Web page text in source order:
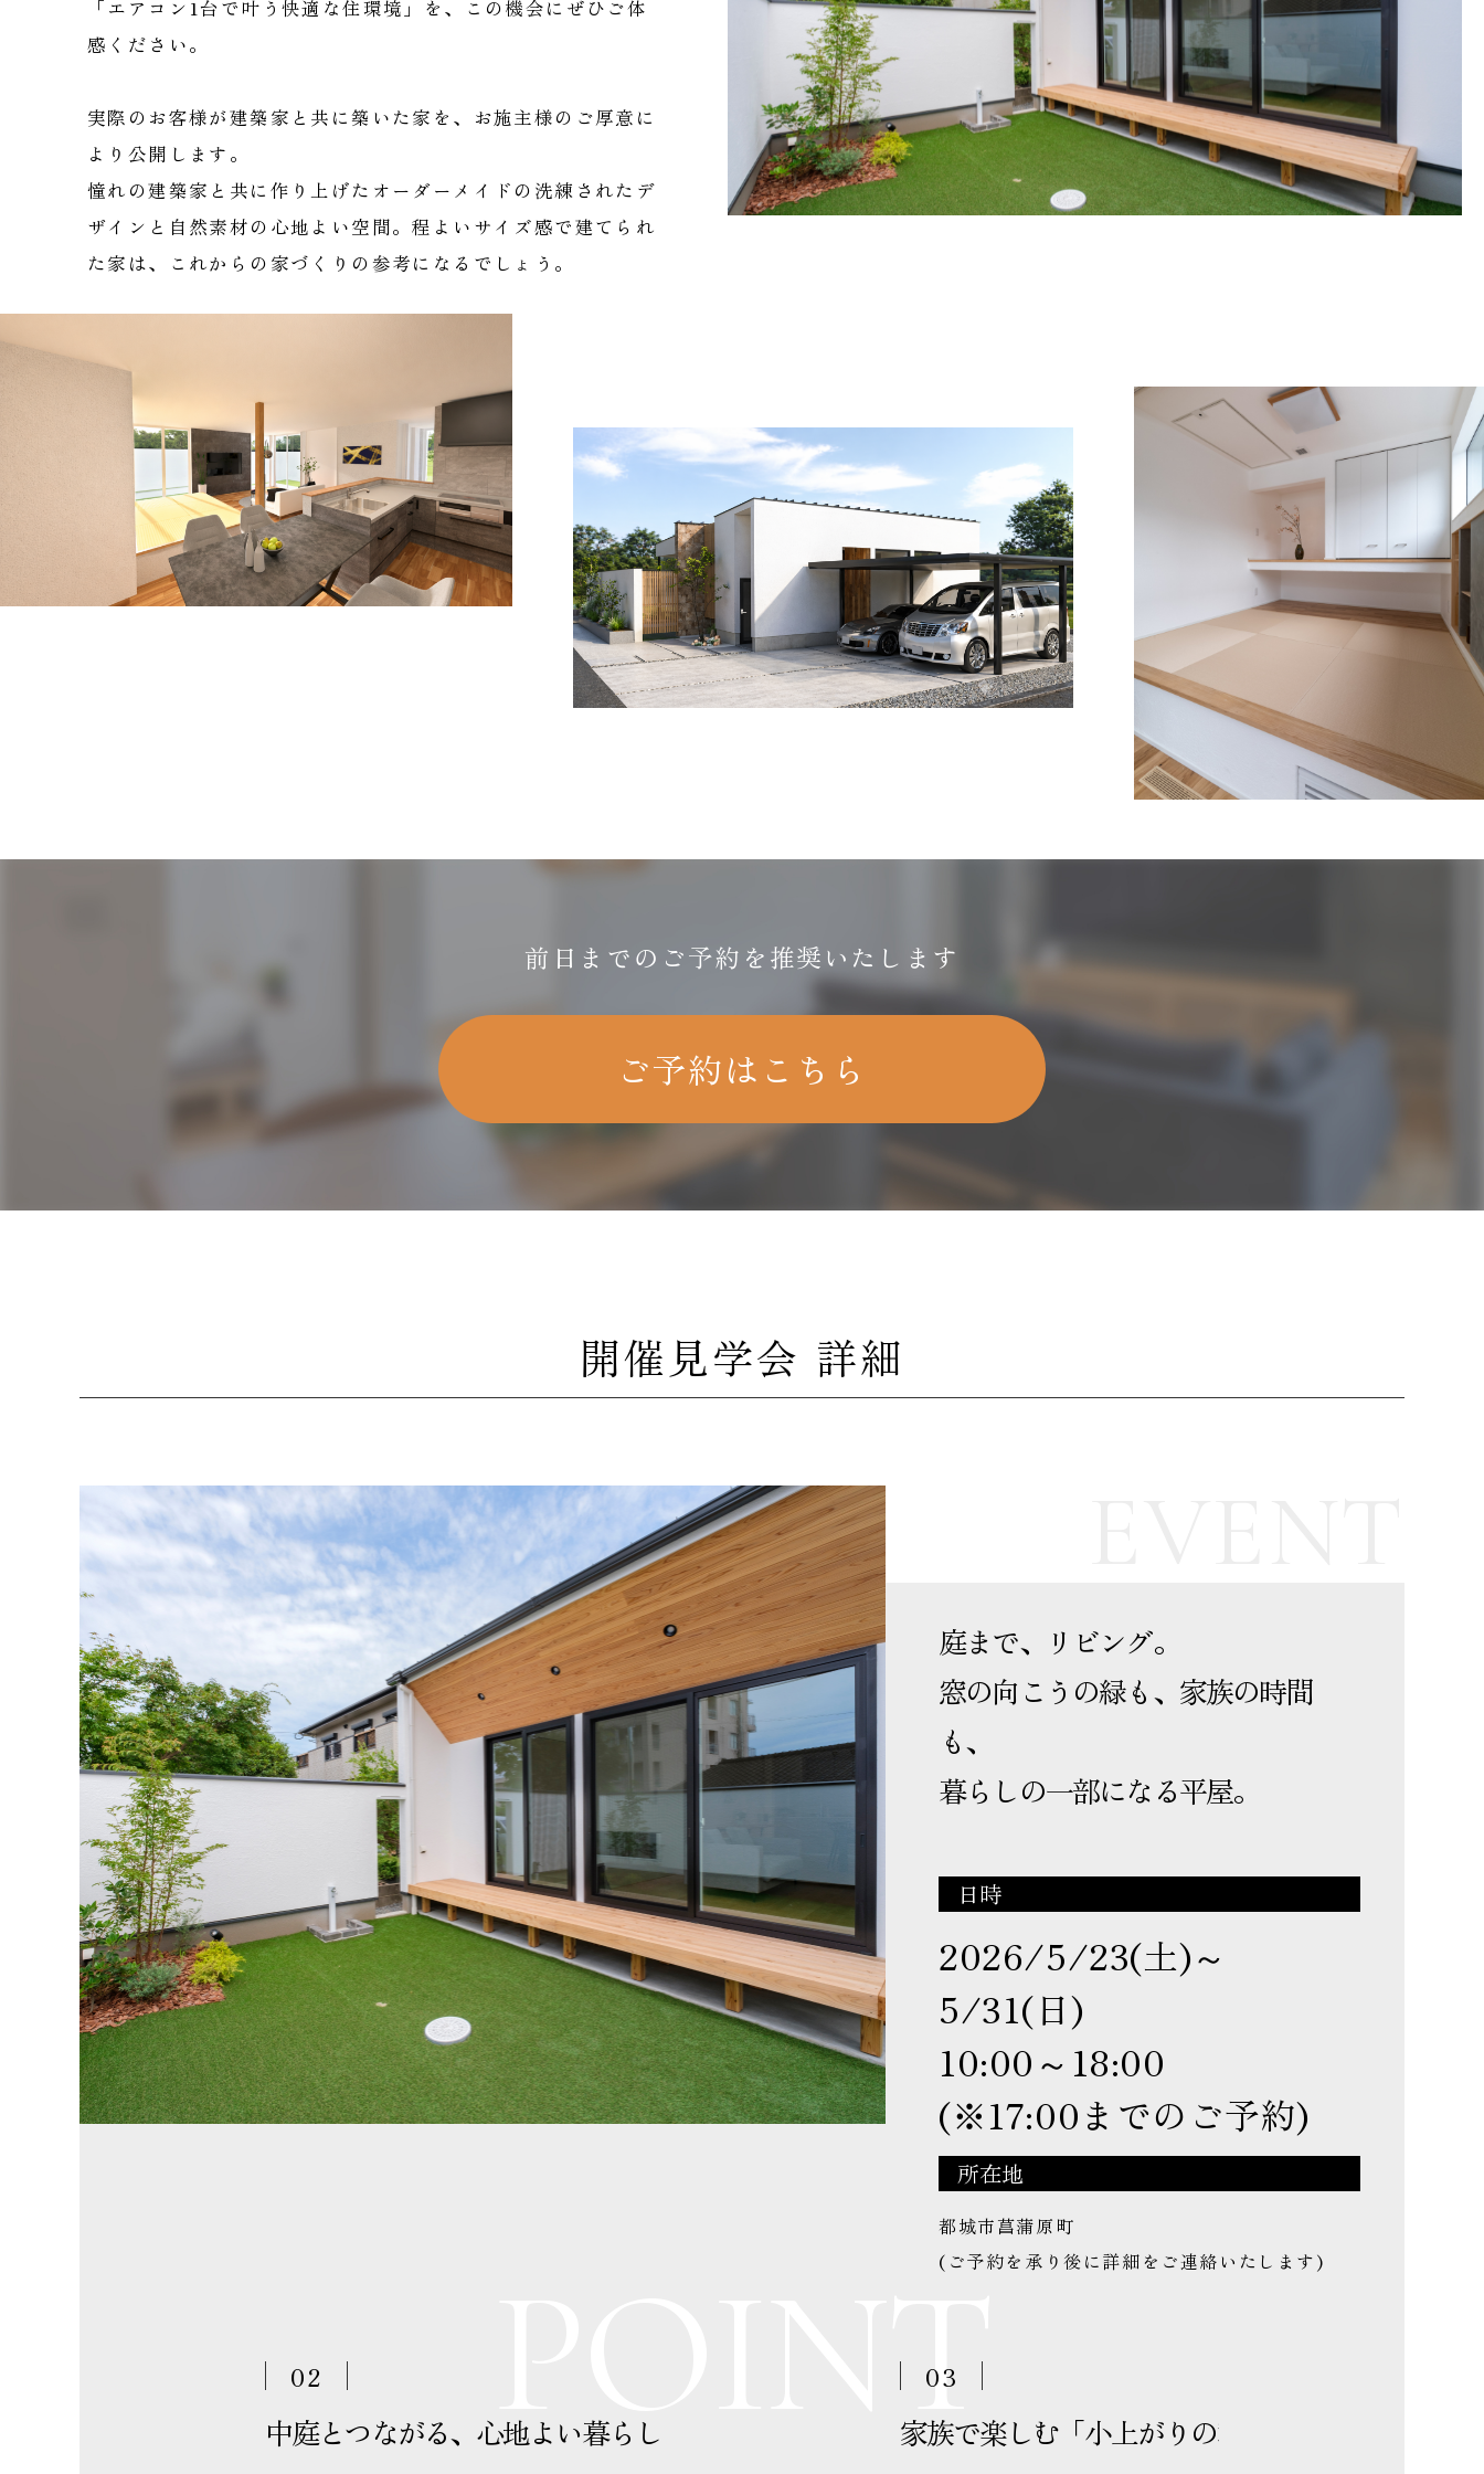
「エアコン1台で叶う快適な住環境」を、この機会にぜひご体
感ください。
実際のお客様が建築家と共に築いた家を、お施主様のご厚意に
より公開します。
憧れの建築家と共に作り上げたオーダーメイドの洗練されたデ
ザインと自然素材の心地よい空間。程よいサイズ感で建てられ
た家は、これからの家づくりの参考になるでしょう。
前日までのご予約を推奨いたします
ご予約はこちら
開催見学会 詳細
庭まで、リビング。
窓の向こうの緑も、家族の時間
も、
暮らしの一部になる平屋。
日時
2026/5/23(土)～
5/31(日)
10:00～18:00
(※17:00までのご予約)
所在地
都城市菖蒲原町
(ご予約を承り後に詳細をご連絡いたします)
POINT
03
家族で楽しむ「小上がりの和室」
04
広々、LDK24.5帖 × 普通のエアコンで家全体が